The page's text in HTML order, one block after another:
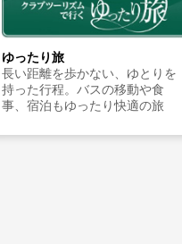
ゆったり旅
長い距離を歩かない、ゆとりを
持った行程。バスの移動や食
事、宿泊もゆったり快適の旅